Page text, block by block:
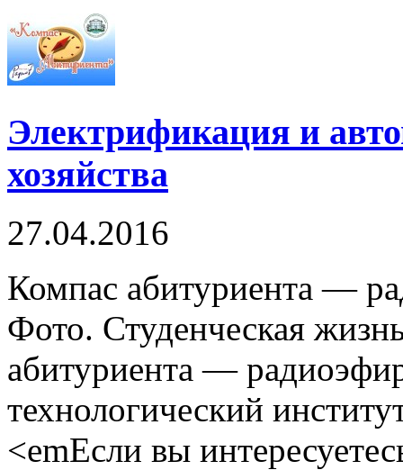
Электрификация и
хозяйства
27.04.2016
Компас абитуриента —
Фото. Студенческая
абитуриента —
технологический
<emЕсли вы